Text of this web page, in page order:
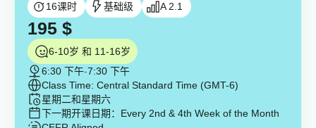
16课时 基础级 A 2.1
195 $
6-10岁 和 11-16岁
6:30 下午-7:30 下午
Class Time: Central Standard Time (GMT-6)
星期二和星期六
下一期开课日期： Every 2nd & 4th Week of the Month